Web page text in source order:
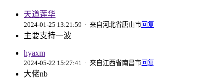
天道莲华
2024-01-25 13:21:59 · 来自河北省唐山市 回复
主要支持一波
hyaxm
2024-05-22 15:27:41 · 来自江西省南昌市 回复
大佬nb